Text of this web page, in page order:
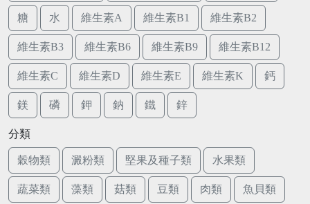
糖 水 維生素A 維生素B1 維生素B2
維生素B3 維生素B6 維生素B9 維生素B12
維生素C 維生素D 維生素E 維生素K 鈣
鎂 磷 鉀 鈉 鐵 鋅
分類
穀物類 澱粉類 堅果及種子類 水果類
蔬菜類 藻類 菇類 豆類 肉類 魚貝類